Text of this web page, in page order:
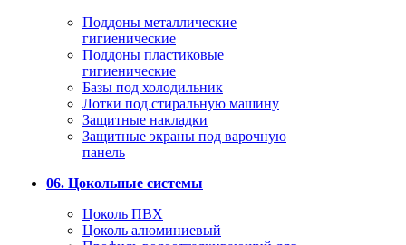
Поддоны металлические
гигиенические
Поддоны пластиковые
гигиенические
Базы под холодильник
Лотки под стиральную машину
Защитные накладки
Защитные экраны под варочную
панель
06. Цокольные системы
Цоколь ПВХ
Цоколь алюминиевый